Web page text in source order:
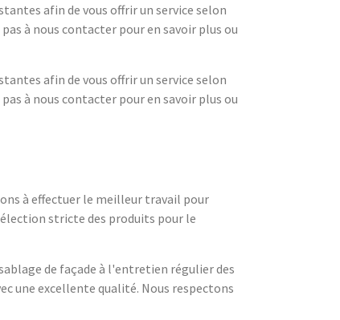
afin de vous offrir un service selon
à nous contacter pour en savoir plus ou
afin de vous offrir un service selon
à nous contacter pour en savoir plus ou
à effectuer le meilleur travail pour
stricte des produits pour le
de façade à l'entretien régulier des
une excellente qualité. Nous respectons